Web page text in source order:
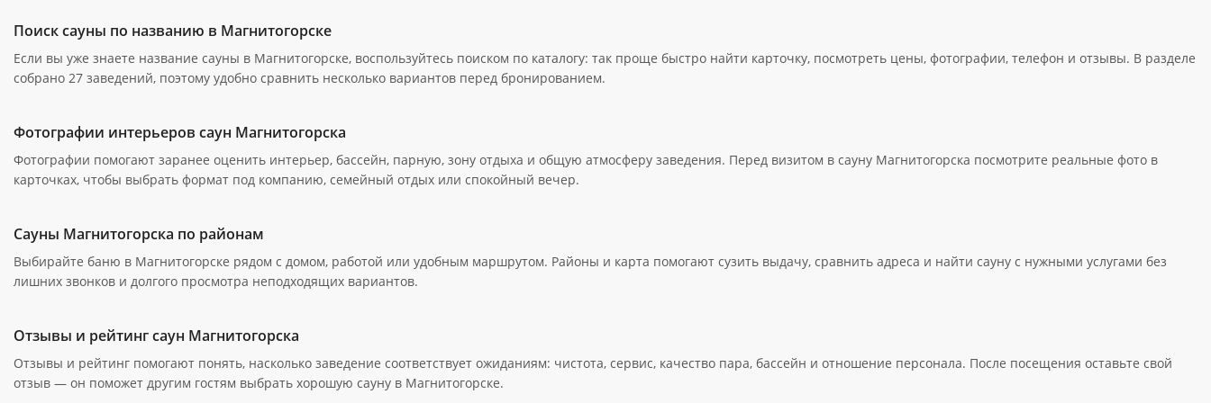
Поиск сауны по названию в Магнитогорске
Если вы уже знаете название сауны в Магнитогорске, воспользуйтесь поиском по каталогу: так проще быстро найти карточку, посмотреть цены, фотографии, телефон и отзывы. В разделе
собрано 27 заведений, поэтому удобно сравнить несколько вариантов перед бронированием.
Фотографии интерьеров саун Магнитогорска
Фотографии помогают заранее оценить интерьер, бассейн, парную, зону отдыха и общую атмосферу заведения. Перед визитом в сауну Магнитогорска посмотрите реальные фото в
карточках, чтобы выбрать формат под компанию, семейный отдых или спокойный вечер.
Сауны Магнитогорска по районам
Выбирайте баню в Магнитогорске рядом с домом, работой или удобным маршрутом. Районы и карта помогают сузить выдачу, сравнить адреса и найти сауну с нужными услугами без
лишних звонков и долгого просмотра неподходящих вариантов.
Отзывы и рейтинг саун Магнитогорска
Отзывы и рейтинг помогают понять, насколько заведение соответствует ожиданиям: чистота, сервис, качество пара, бассейн и отношение персонала. После посещения оставьте свой
отзыв — он поможет другим гостям выбрать хорошую сауну в Магнитогорске.